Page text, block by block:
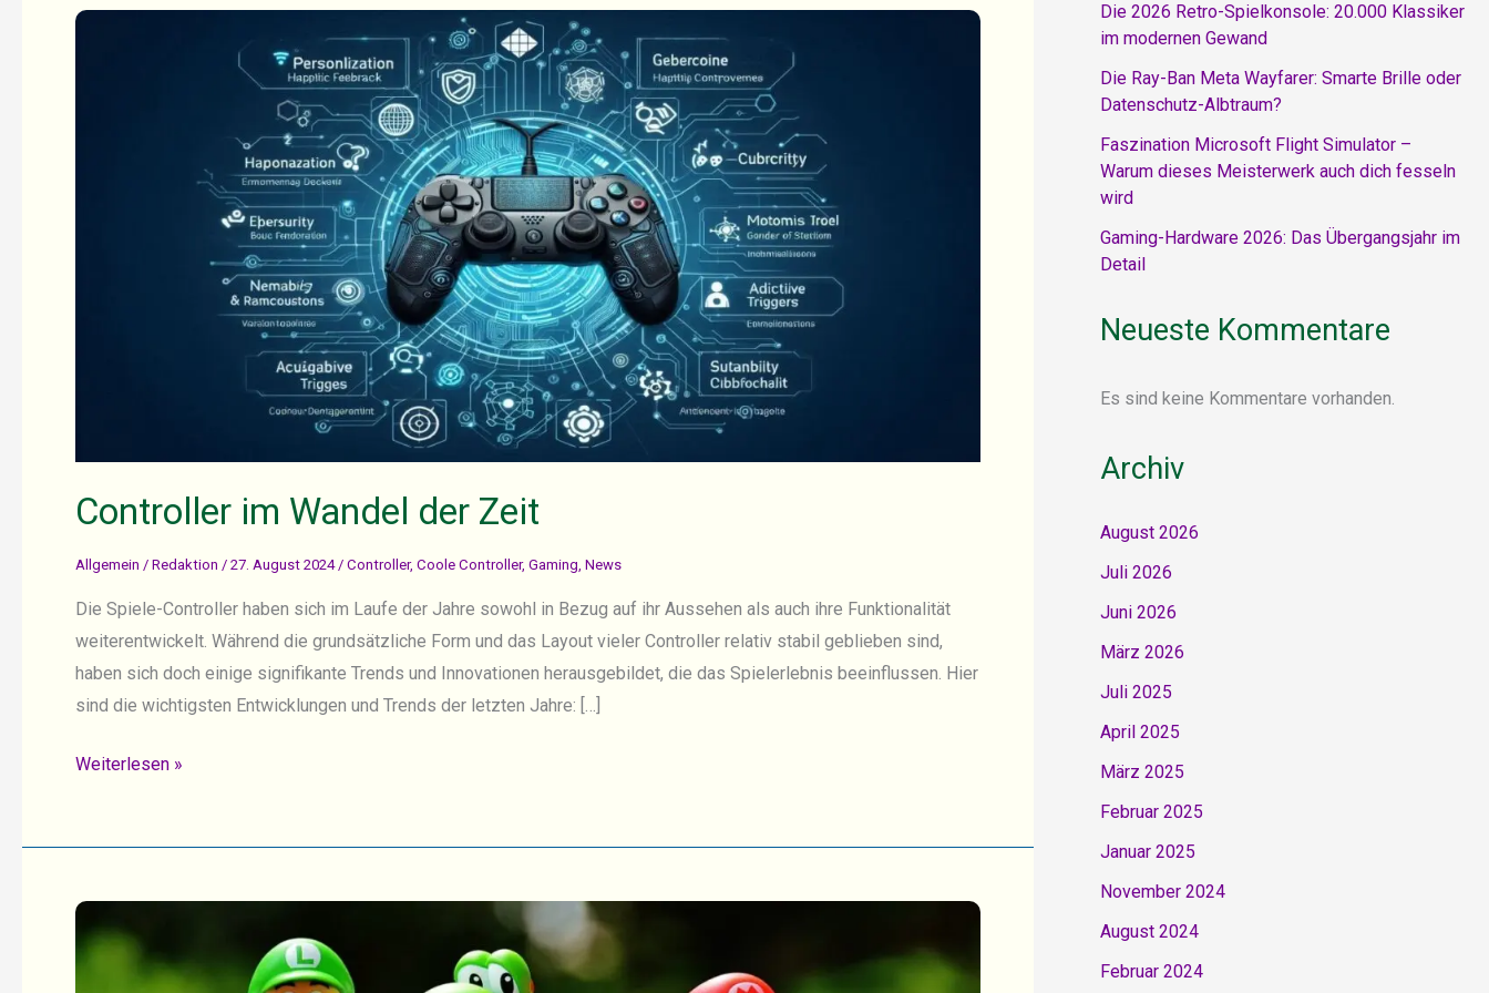
Controller im Wandel der Zeit
Allgemein / Redaktion / 27. August 2024 / Controller, Coole Controller, Gaming News
Die Spiele-Controller haben sich im Laufe der Jahre sowohl in Bezug auf ihr Aussehen als auch ihre Funktionalität
weiterentwickelt. Während die grundsätzliche Form und das Layout vieler Controller relativ stabil geblieben sind,
haben sich doch einige signifikante Trends und Innovationen herausgebildet, die das Spielerlebnis beeinflussen. Hier
sind die wichtigsten Entwicklungen und Trends der letzten Jahre: […]
Controller
Weiterlesen »
Die 2026 Retro-Spielkonsole: 20.000 Klassiker
im modernen Gewand
Die Ray-Ban Meta Wayfarer: Smarte Brille oder
Datenschutz-Albtraum?
Faszination Microsoft Flight Simulator –
Warum dieses Meisterwerk auch dich fesseln
wird
Gaming-Hardware 2026: Das Übergangsjahr im
Detail
Neueste Kommentare
Es sind keine Kommentare vorhanden.
Archiv
August 2026
Juli 2026
Juni 2026
März 2026
Juli 2025
April 2025
März 2025
Februar 2025
Januar 2025
November 2024
August 2024
Februar 2024